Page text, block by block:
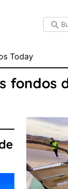
Today
fondos